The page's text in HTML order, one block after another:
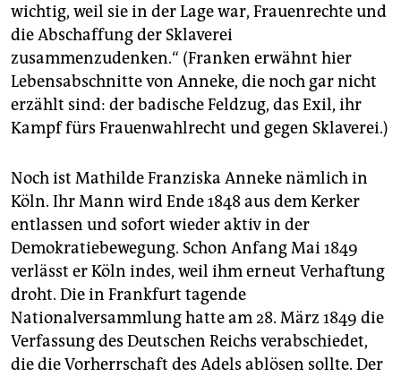
wichtig, weil sie in der Lage war, Frauenrechte und
die Abschaffung der Sklaverei
zusammenzudenken.“ (Franken erwähnt hier
Lebensabschnitte von Anneke, die noch gar nicht
erzählt sind: der badische Feldzug, das Exil, ihr
Kampf fürs Frauenwahlrecht und gegen Sklaverei.)
Noch ist Mathilde Franziska Anneke nämlich in
Köln. Ihr Mann wird Ende 1848 aus dem Kerker
entlassen und sofort wieder aktiv in der
Demokratiebewegung. Schon Anfang Mai 1849
verlässt er Köln indes, weil ihm erneut Verhaftung
droht. Die in Frankfurt tagende
Nationalversammlung hatte am 28. März 1849 die
Verfassung des Deutschen Reichs verabschiedet,
die die Vorherrschaft des Adels ablösen sollte. Der